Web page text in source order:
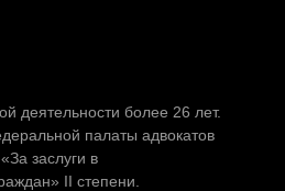
деятельности более 26 лет.
палаты адвокатов
заслуги в
II степени.